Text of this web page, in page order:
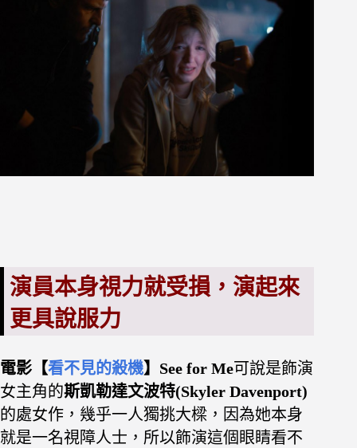
演員本身視力就受損，演起來
更具說服力
電影【看不見的殺機】See for Me可說是飾演
女主角的斯凱勒達文波特(Skyler Davenport)
的處女作，幾乎一人獨挑大樑， 因為她本身
就是一名視障人士，所以飾演這個眼睛看不